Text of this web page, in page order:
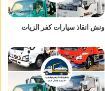
ونش انقاذ سيارات كفر الزيات